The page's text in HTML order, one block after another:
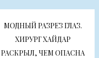
МОДНЫЙ РАЗРЕЗ ГЛАЗ.
ХИРУРГ ХАЙДАР
РАСКРЫЛ, ЧЕМ ОПАСНА